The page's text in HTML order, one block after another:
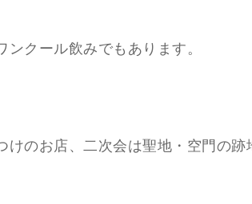
クール飲みでもあります。
けのお店、二次会は聖地・空門の跡